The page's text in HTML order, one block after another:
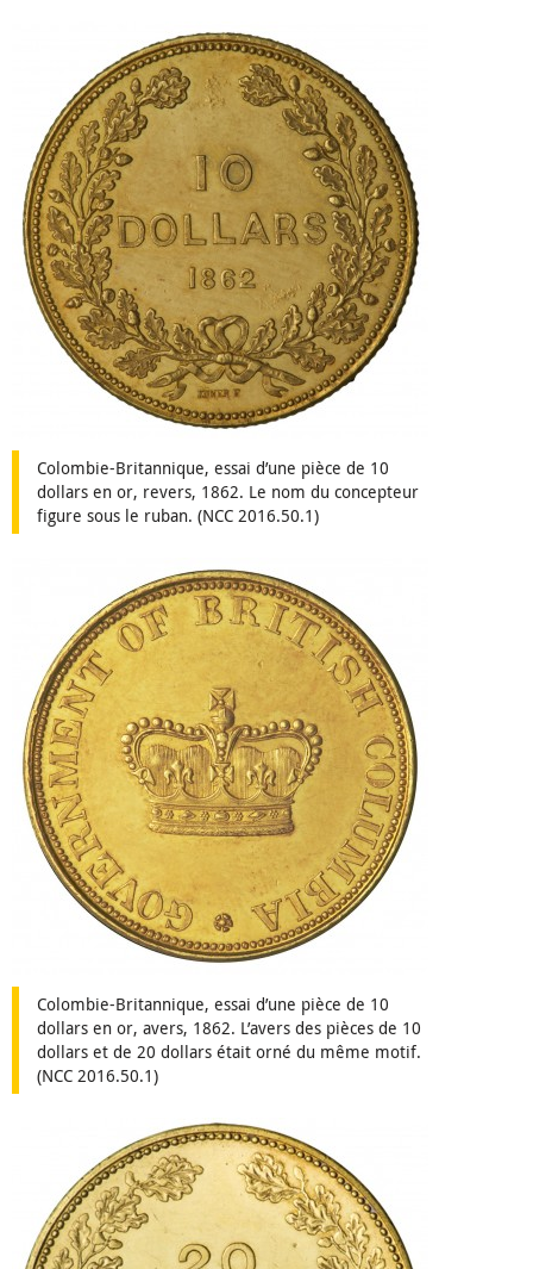
Colombie-Britannique, essai d’une pièce de 10
dollars en or, revers, 1862. Le nom du concepteur
figure sous le ruban. (NCC 2016.50.1)
Colombie-Britannique, essai d’une pièce de 10
dollars en or, avers, 1862. L’avers des pièces de 10
dollars et de 20 dollars était orné du même motif.
(NCC 2016.50.1)